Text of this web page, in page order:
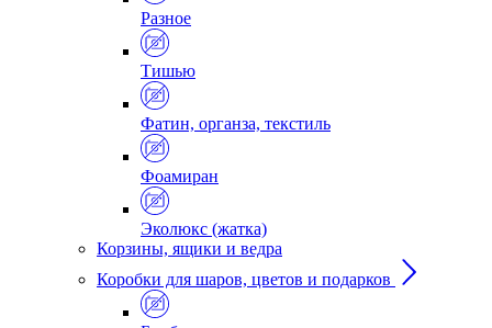
Разное
Тишью
Фатин, органза, текстиль
Фоамиран
Эколюкс (жатка)
Корзины, ящики и ведра
Коробки для шаров, цветов и подарков